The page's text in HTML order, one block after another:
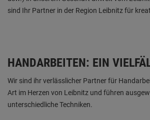
sind Ihr Partner in der Region Leibnitz für
HANDARBEITEN: EIN
Wir sind ihr verlässlicher Partner für
Art im Herzen von Leibnitz und führen
unterschiedliche Techniken.